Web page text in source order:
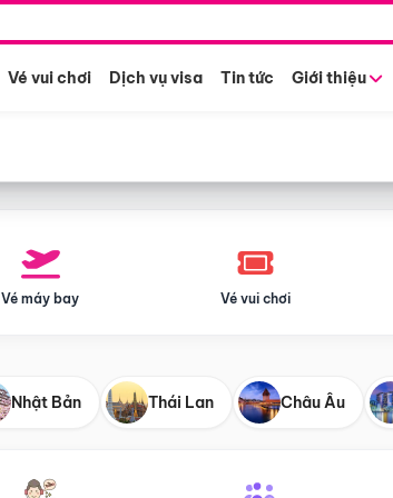
Vé vui chơi Dịch vụ visa Tin tức Giới thiệu
Vé máy bay Vé vui chơi
Nhật Bản Thái Lan Châu Âu